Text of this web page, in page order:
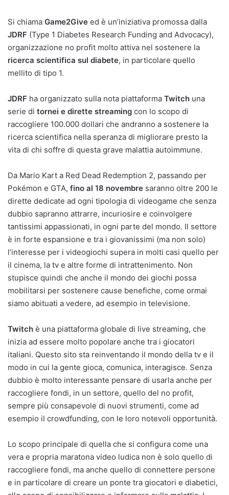
Si chiama Game2Give ed è un’iniziativa promossa dalla
JDRF (Type 1 Diabetes Research Funding and Advocacy),
organizzazione no profit molto attiva nel sostenere la
ricerca scientifica sul diabete, in particolare quello
mellito di tipo 1.
JDRF ha organizzato sulla nota piattaforma Twitch una
serie di tornei e dirette streaming con lo scopo di
raccogliere 100.000 dollari che andranno a sostenere la
ricerca scientifica nella speranza di migliorare presto la
vita di chi soffre di questa grave malattia autoimmune.
Da Mario Kart a Red Dead Redemption 2, passando per
Pokémon e GTA, fino al 18 novembre saranno oltre 200 le
dirette dedicate ad ogni tipologia di videogame che senza
dubbio sapranno attrarre, incuriosire e coinvolgere
tantissimi appassionati, in ogni parte del mondo. Il settore
è in forte espansione e tra i giovanissimi (ma non solo)
l’interesse per i videogiochi supera in molti casi quello per
il cinema, la tv e altre forme di intrattenimento. Non
stupisce quindi che anche il mondo dei giochi possa
mobilitarsi per sostenere cause benefiche, come ormai
siamo abituati a vedere, ad esempio in televisione.
Twitch è una piattaforma globale di live streaming, che
inizia ad essere molto popolare anche tra i giocatori
italiani. Questo sito sta reinventando il mondo della tv e il
modo in cui la gente gioca, comunica, interagisce. Senza
dubbio è molto interessante pensare di usarla anche per
raccogliere fondi, in un settore, quello del no profit,
sempre più consapevole di nuovi strumenti, come ad
esempio il crowdfunding, con le loro notevoli opportunità.
Lo scopo principale di quella che si configura come una
vera e propria maratona video ludica non è solo quello di
raccogliere fondi, ma anche quello di connettere persone
e in particolare di creare un ponte tra giocatori e diabetici,